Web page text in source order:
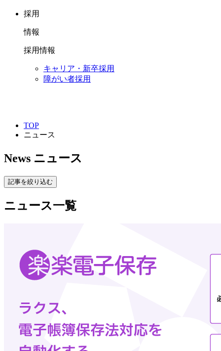
採用
情報
採用情報
キャリア・新卒採用
障がい者採用
TOP
ニュース
News ニュース
記事を絞り込む
ニュース一覧